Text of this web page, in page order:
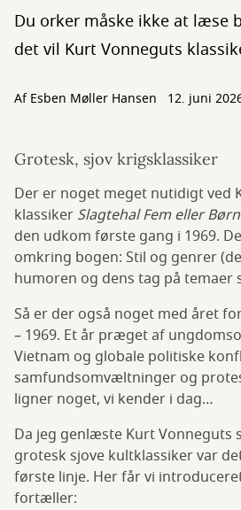
Du orker måske ikke at læse
det vil Kurt Vonneguts
AfEsben Møller Hansen 12. juni
Grotesk, sjov krigsklassiker
Der er noget meget nutidigt ved
klassiker Slagtehal Fem eller
den udkom første gang i 1969.
omkring bogen: Stil og genrer
humoren og dens tag på
Så er der også noget med året
– 1969. Et år præget af
Vietnam og globale politiske
samfundsomvæltninger og
ligner noget, vi kender i dag…
Da jeg genlæste Kurt Vonneguts
grotesk sjove kultklassiker var
første linje. Her får vi
fortæller: